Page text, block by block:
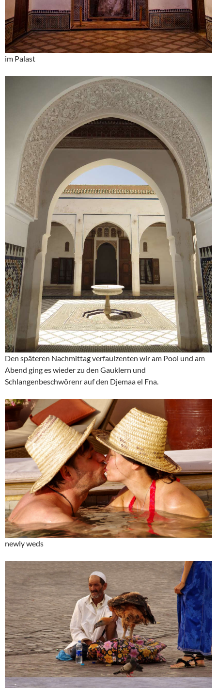
im Palast
Den späteren Nachmittag verfaulzenten wir am Pool und am
Abend ging es wieder zu den Gauklern und
Schlangenbeschwörenr auf den Djemaa el Fna.
newly weds